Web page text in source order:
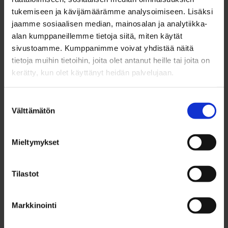
tukemiseen ja kävijämäärämme analysoimiseen. Lisäksi
jaamme sosiaalisen median, mainosalan ja analytiikka-
alan kumppaneillemme tietoja siitä, miten käytät
sivustoamme. Kumppanimme voivat yhdistää näitä
tietoja muihin tietoihin, joita olet antanut heille tai joita on
kerätty, kun olet käyttänyt heidän palvelujaan.
valinta
Välttämätön
Mieltymykset
Tilastot
Markkinointi
kustannusten tulee kuitenkin pysyä vuositasolla
maltillisina, mikä nostaa pintaan kysymyksen,
kuinka paljon näistä sopeutumiskeinoista ollaan
valmiita maksamaan, hankkeen asiantuntija Rauno
Toppila toteaa.
voimistumaan tulevaisuudessa, joten niihin